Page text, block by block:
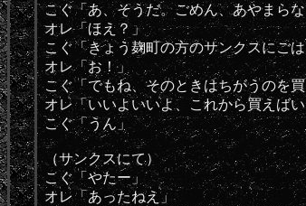
こぐ「あ、そうだ。ごめん、あやまら
オレ「ほえ？」
こぐ「きょう麹町の方のサンクスにご
オレ「お！」
こぐ「でもね、そのときはちがうの
オレ「いいよいいよ、これから買えば
こぐ「うん」
（サンクスにて）
こぐ「やたー」
オレ「あったねえ」